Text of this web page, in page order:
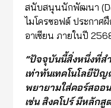
สนับสนุนนักพัฒนา
ไมโครซอฟต์ ประกาศ
อาเซียน ภายในปี
“ปัจจุบันนี้สิ่งหนึ่งที่ส
เท่าทันเทคโนโลยีปั
พยายามใส่คอร์สออ
เช่น สิงคโปร์ มีหลักสู